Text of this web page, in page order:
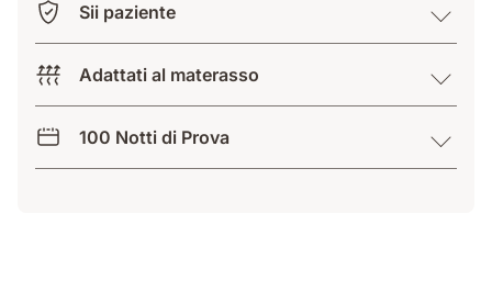
Sii paziente
Adattati al materasso
100 Notti di Prova